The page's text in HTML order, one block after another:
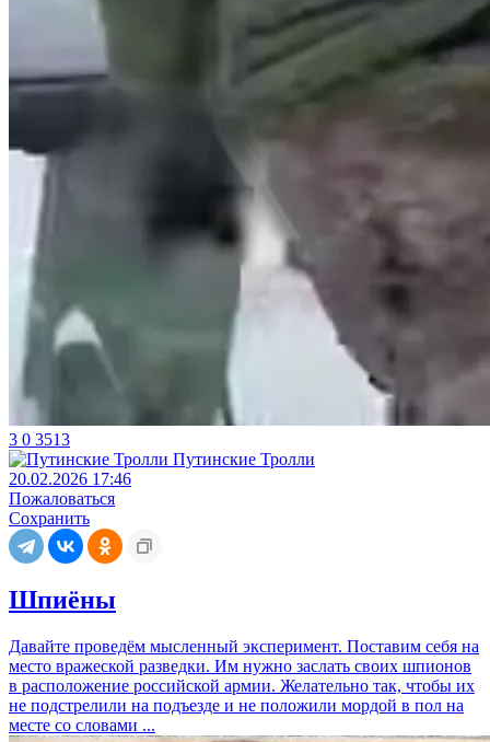
3 0 3513
Путинcкие Тролли
20.02.2026 17:46
Пожаловаться
Сохранить
Шпиёны
Давайте проведём мысленный эксперимент. Поставим себя на
место вражеской разведки. Им нужно заслать своих шпионов
в расположение российской армии. Желательно так, чтобы их
не подстрелили на подъезде и не положили мордой в пол на
месте со словами ...